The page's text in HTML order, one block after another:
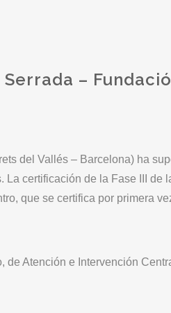
–
del Vallés – Barcelona) ha
certificación de la Fase III de
que se certifica por primera
de Atención e Intervención